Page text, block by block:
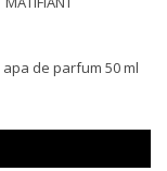
apa de parfum 50 ml